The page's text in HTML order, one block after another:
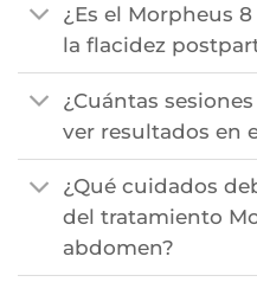
¿Es el Morpheus
la flacidez
¿Cuántas
ver resultados en
¿Qué cuidados
del tratamiento
abdomen?